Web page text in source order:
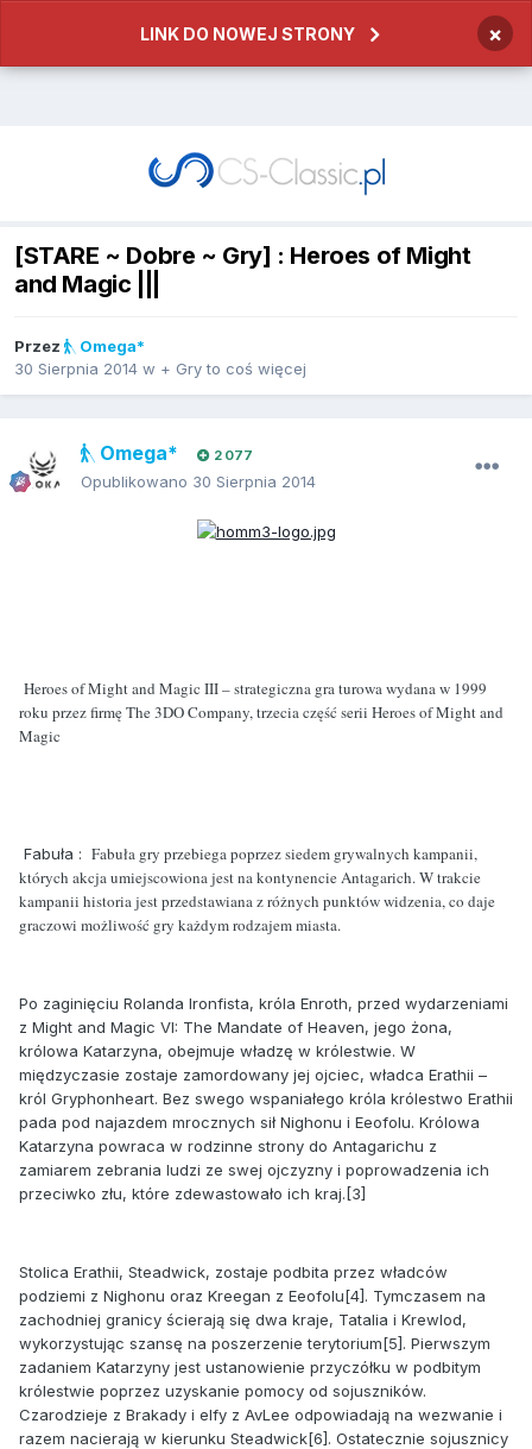
LINK DO NOWEJ STRONY ×
[STARE ~ Dobre ~ Gry] : Heroes of Might
and Magic |||
Przez
Omega*
30 Sierpnia 2014 w + Gry to coś więcej
Omega* 2 077
Opublikowano 30 Sierpnia 2014
Heroes of Might and Magic III – strategiczna gra turowa wydana w 1999
roku przez firmę The 3DO Company, trzecia część serii Heroes of Might and
Magic
Fabuła : Fabuła gry przebiega poprzez siedem grywalnych kampanii,
których akcja umiejscowiona jest na kontynencie Antagarich. W trakcie
kampanii historia jest przedstawiana z różnych punktów widzenia, co daje
graczowi możliwość gry każdym rodzajem miasta.
Po zaginięciu Rolanda Ironfista, króla Enroth, przed wydarzeniami
z Might and Magic VI: The Mandate of Heaven, jego żona,
królowa Katarzyna, obejmuje władzę w królestwie. W
międzyczasie zostaje zamordowany jej ojciec, władca Erathii –
król Gryphonheart. Bez swego wspaniałego króla królestwo Erathii
pada pod najazdem mrocznych sił Nighonu i Eeofolu. Królowa
Katarzyna powraca w rodzinne strony do Antagarichu z
zamiarem zebrania ludzi ze swej ojczyzny i poprowadzenia ich
przeciwko złu, które zdewastowało ich kraj.[3]
Stolica Erathii, Steadwick, zostaje podbita przez władców
podziemi z Nighonu oraz Kreegan z Eeofolu[4]. Tymczasem na
zachodniej granicy ścierają się dwa kraje, Tatalia i Krewlod,
wykorzystując szansę na poszerzenie terytorium[5]. Pierwszym
zadaniem Katarzyny jest ustanowienie przyczółku w podbitym
królestwie poprzez uzyskanie pomocy od sojuszników.
Czarodzieje z Brakady i elfy z AvLee odpowiadają na wezwanie i
razem nacierają w kierunku Steadwick[6]. Ostatecznie sojusznicy